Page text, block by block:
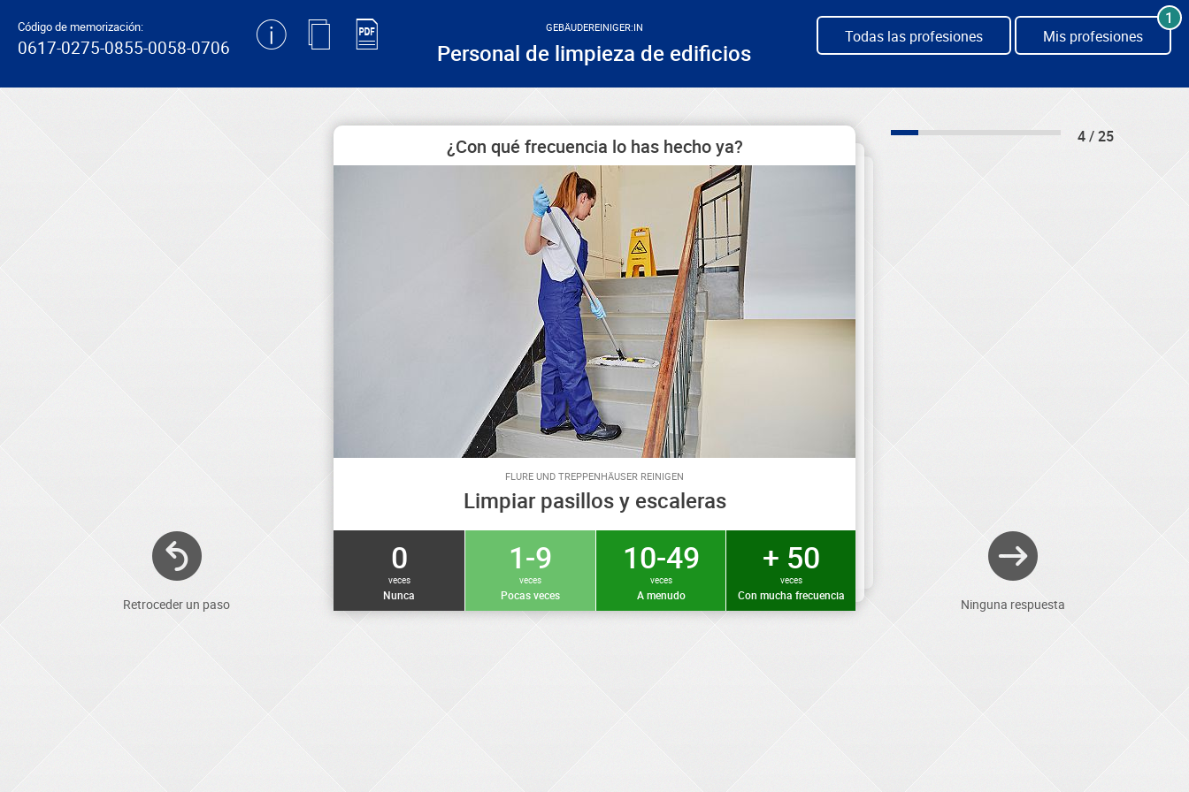
Código de memorización:
0617-0275-0855-0058-0706
GEBÄUDEREINIGER:IN
Personal de limpieza de edificios
Todas las profesiones Mis profesiones
1
Retroceder un paso
¿Con qué frecuencia lo has hecho ya?
FLURE UND TREPPENHÄUSER REINIGEN
Limpiar pasillos y escaleras
0
veces
Nunca
1-9
veces
Pocas veces
10-49
veces
A menudo
+ 50
veces
Con mucha frecuencia
4 / 25
Ninguna respuesta